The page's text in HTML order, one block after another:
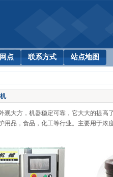
点 联系方式 站点地图
观大方，机器稳定可靠，它大大的提高
用品，食品，化工等行业。主要用于浓